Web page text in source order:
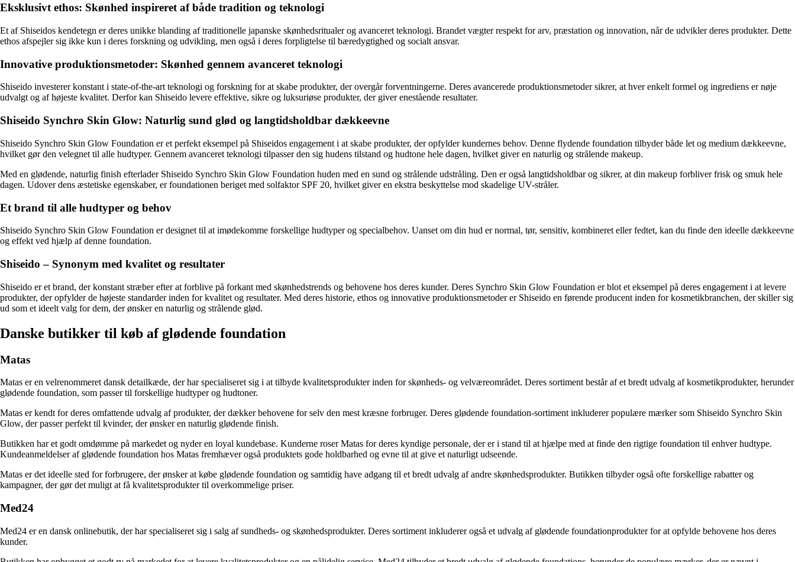
Eksklusivt ethos: Skønhed inspireret af både tradition og teknologi
Et af Shiseidos kendetegn er deres unikke blanding af traditionelle japanske skønhedsritualer og avanceret teknologi. Brandet vægter respekt for arv, præstation og innovation, når de udvikler deres produkter. Dette
ethos afspejler sig ikke kun i deres forskning og udvikling, men også i deres forpligtelse til bæredygtighed og socialt ansvar.
Innovative produktionsmetoder: Skønhed gennem avanceret teknologi
Shiseido investerer konstant i state-of-the-art teknologi og forskning for at skabe produkter, der overgår forventningerne. Deres avancerede produktionsmetoder sikrer, at hver enkelt formel og ingrediens er nøje
udvalgt og af højeste kvalitet. Derfor kan Shiseido levere effektive, sikre og luksuriøse produkter, der giver enestående resultater.
Shiseido Synchro Skin Glow: Naturlig sund glød og langtidsholdbar dækkeevne
Shiseido Synchro Skin Glow Foundation er et perfekt eksempel på Shiseidos engagement i at skabe produkter, der opfylder kundernes behov. Denne flydende foundation tilbyder både let og medium dækkeevne,
hvilket gør den velegnet til alle hudtyper. Gennem avanceret teknologi tilpasser den sig hudens tilstand og hudtone hele dagen, hvilket giver en naturlig og strålende makeup.
Med en glødende, naturlig finish efterlader Shiseido Synchro Skin Glow Foundation huden med en sund og strålende udstråling. Den er også langtidsholdbar og sikrer, at din makeup forbliver frisk og smuk hele
dagen. Udover dens æstetiske egenskaber, er foundationen beriget med solfaktor SPF 20, hvilket giver en ekstra beskyttelse mod skadelige UV-stråler.
Et brand til alle hudtyper og behov
Shiseido Synchro Skin Glow Foundation er designet til at imødekomme forskellige hudtyper og specialbehov. Uanset om din hud er normal, tør, sensitiv, kombineret eller fedtet, kan du finde den ideelle dækkeevne
og effekt ved hjælp af denne foundation.
Shiseido – Synonym med kvalitet og resultater
Shiseido er et brand, der konstant stræber efter at forblive på forkant med skønhedstrends og behovene hos deres kunder. Deres Synchro Skin Glow Foundation er blot et eksempel på deres engagement i at levere
produkter, der opfylder de højeste standarder inden for kvalitet og resultater. Med deres historie, ethos og innovative produktionsmetoder er Shiseido en førende producent inden for kosmetikbranchen, der skiller sig
ud som et ideelt valg for dem, der ønsker en naturlig og strålende glød.
Danske butikker til køb af glødende foundation
Matas
Matas er en velrenommeret dansk detailkæde, der har specialiseret sig i at tilbyde kvalitetsprodukter inden for skønheds- og velværeområdet. Deres sortiment består af et bredt udvalg af kosmetikprodukter, herunder
glødende foundation, som passer til forskellige hudtyper og hudtoner.
Matas er kendt for deres omfattende udvalg af produkter, der dækker behovene for selv den mest kræsne forbruger. Deres glødende foundation-sortiment inkluderer populære mærker som Shiseido Synchro Skin
Glow, der passer perfekt til kvinder, der ønsker en naturlig glødende finish.
Butikken har et godt omdømme på markedet og nyder en loyal kundebase. Kunderne roser Matas for deres kyndige personale, der er i stand til at hjælpe med at finde den rigtige foundation til enhver hudtype.
Kundeanmeldelser af glødende foundation hos Matas fremhæver også produktets gode holdbarhed og evne til at give et naturligt udseende.
Matas er det ideelle sted for forbrugere, der ønsker at købe glødende foundation og samtidig have adgang til et bredt udvalg af andre skønhedsprodukter. Butikken tilbyder også ofte forskellige rabatter og
kampagner, der gør det muligt at få kvalitetsprodukter til overkommelige priser.
Med24
Med24 er en dansk onlinebutik, der har specialiseret sig i salg af sundheds- og skønhedsprodukter. Deres sortiment inkluderer også et udvalg af glødende foundationprodukter for at opfylde behovene hos deres
kunder.